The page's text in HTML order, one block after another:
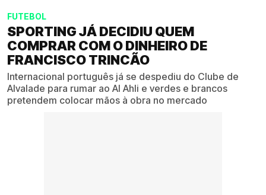
FUTEBOL
SPORTING JÁ DECIDIU QUEM
COMPRAR COM O DINHEIRO DE
FRANCISCO TRINCÃO
Internacional português já se despediu do Clube de
Alvalade para rumar ao Al Ahli e verdes e brancos
pretendem colocar mãos à obra no mercado